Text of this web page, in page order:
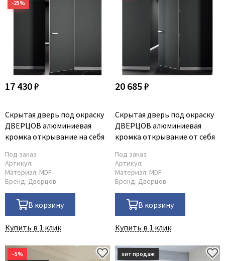
17 430 ₽
Скрытая дверь под окраску
ДВЕРЦОВ алюминиевая
кромка открывание на себя
Под заказ
Артикул:
Материал: MDF
Бренд: Дверцов
В корзину
Купить в 1 клик
20 685 ₽
Скрытая дверь под окраску
ДВЕРЦОВ алюминиевая
кромка открывание от себя
Под заказ
Артикул:
Материал: MDF
Бренд: Дверцов
В корзину
Купить в 1 клик
−5%